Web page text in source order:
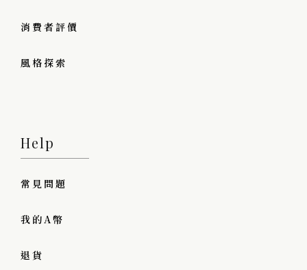
消費者評價
風格探索
Help
常見問題
我的A幣
退貨